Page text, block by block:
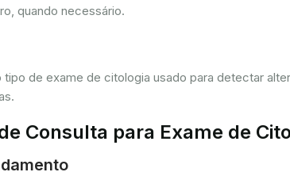
quando necessário.
tipo de exame de citologia usado para detectar
Consulta para Exame de